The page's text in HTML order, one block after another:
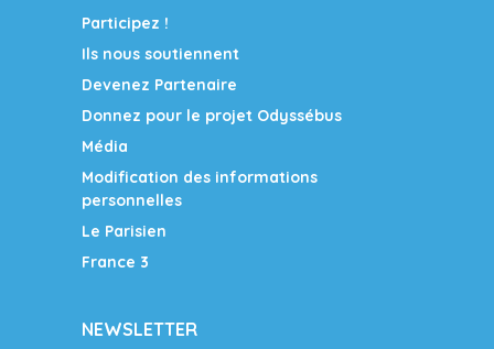
Participez !
Ils nous soutiennent
Devenez Partenaire
Donnez pour le projet Odyssébus
Média
Modification des informations
personnelles
Le Parisien
France 3
NEWSLETTER